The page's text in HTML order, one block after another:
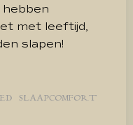
hebben
met leeftijd,
slapen!
SLAAPCOMFORT